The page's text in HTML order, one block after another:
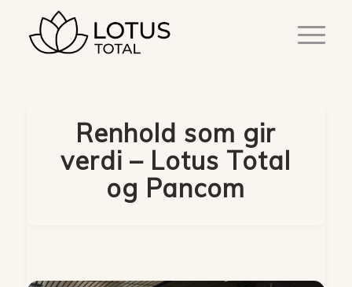
Renhold som gir
verdi – Lotus Total
og Pancom